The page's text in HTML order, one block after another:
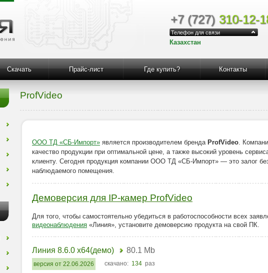
+7 (727) 310-12-
Телефон для связи
Казахстан
Скачать Прайс-лист Где купить? Контакты
ProfVideo
ООО ТД «СБ-Импорт» является производителем бренда ProfVideo.
качество продукции при оптимальной цене, а также высокий уровень
клиенту. Сегодня продукция компании ООО ТД «СБ-Импорт» — это залог
наблюдаемого помещения.
Демоверсия для IP-камер ProfVideo
Для того, чтобы самостоятельно убедиться в работоспособности всех
видеонаблюдения «Линия», установите демоверсию продукта на свой ПК.
Линия 8.6.0 x64(демо) 80.1 Mb
версия от 22.06.2026 скачано: 134 раз